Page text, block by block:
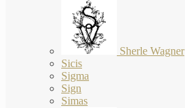
Sherle Wagner
Sicis
Sigma
Sign
Simas